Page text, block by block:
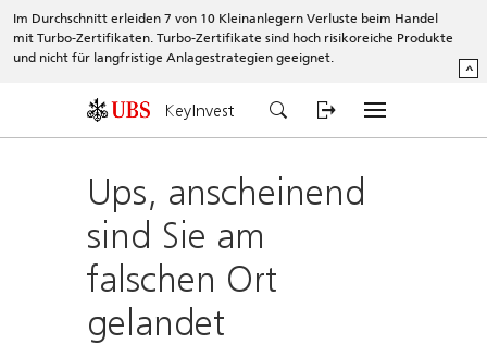
Im Durchschnitt erleiden 7 von 10 Kleinanlegern Verluste beim Handel
mit Turbo-Zertifikaten. Turbo-Zertifikate sind hoch risikoreiche Produkte
und nicht für langfristige Anlagestrategien geeignet.
^
KeyInvest
Ups, anscheinend
sind Sie am
falschen Ort
gelandet